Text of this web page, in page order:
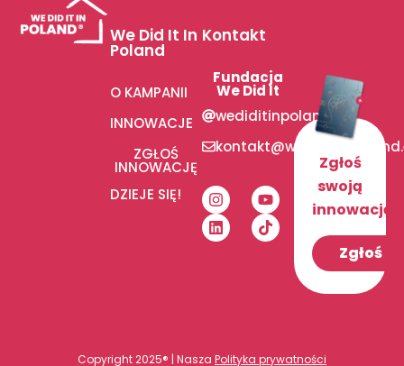
We Did It In
Poland
O KAMPANII
INNOWACJE
ZGŁOŚ
INNOWACJĘ
DZIEJE SIĘ!
Kontakt
Fundacja
We Did It
wediditinpoland
Zgłoś
swoją
innowację!
Zgłoś
Copyright 2025® | Nasza Polityka prywatności